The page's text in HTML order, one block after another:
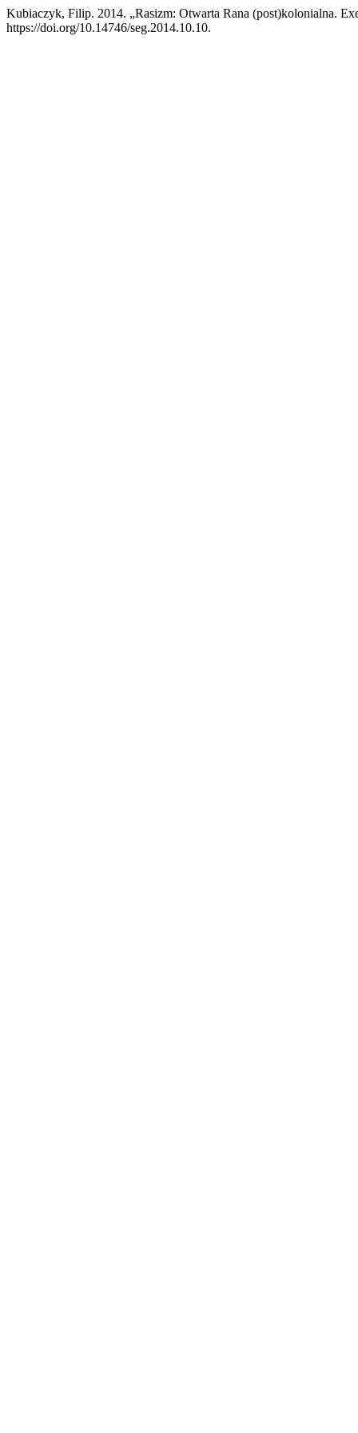
Kubiaczyk, Filip. 2014. „Rasizm: Otwarta Rana (post)kolonialna.
https://doi.org/10.14746/seg.2014.10.10.